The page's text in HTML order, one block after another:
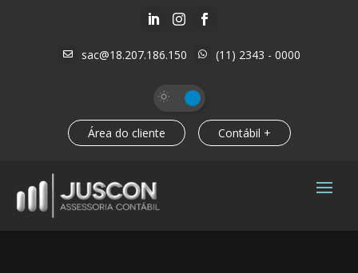
  
 sac@18.207.186.150  (11) 2343 - 0000
Área do cliente Contábil +